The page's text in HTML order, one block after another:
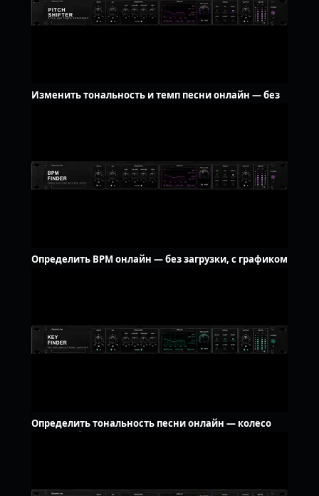
Изменить тональность и темп песни онлайн — без
Определить BPM онлайн — без загрузки, с графиком
Определить тональность песни онлайн — колесо